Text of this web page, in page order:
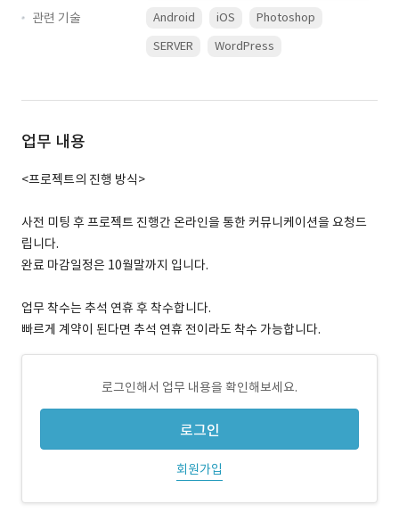
관련 기술
Android iOS
Photoshop
SERVER
WordPress
업무 내용
<프로젝트의 진행 방식>
사전 미팅 후 프로젝트 진행간 온라인을 통한 커뮤니케이션을 요청드
립니다.
완료 마감일정은 10월말까지 입니다.
업무 착수는 추석 연휴 후 착수합니다.
빠르게 계약이 된다면 추석 연휴 전이라도 착수 가능합니다.
로그인해서 업무 내용을 확인해보세요.
로그인
회원가입